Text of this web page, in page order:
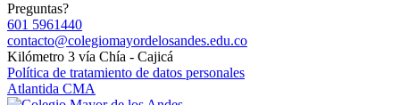
Preguntas?
601 5961440
contacto@colegiomayordelosandes.edu.co
Kilómetro 3 vía Chía - Cajicá
Política de tratamiento de datos personales
Atlantida CMA